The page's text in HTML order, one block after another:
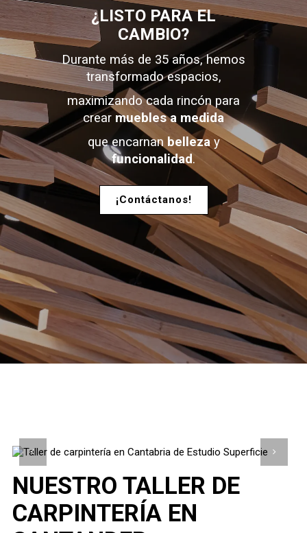
¿LISTO PARA EL
CAMBIO?
Durante más de 35 años, hemos
transformado espacios,
maximizando cada rincón para
crear muebles a medida
que encarnan bellezay
funcionalidad.
¡Contáctanos!
NUESTRO TALLER DE
CARPINTERÍA EN